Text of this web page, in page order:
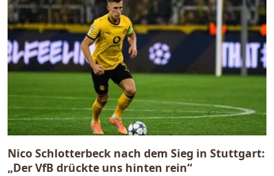
Nico Schlotterbeck nach dem Sieg in Stuttgart:
„Der VfB drückte uns hinten rein“